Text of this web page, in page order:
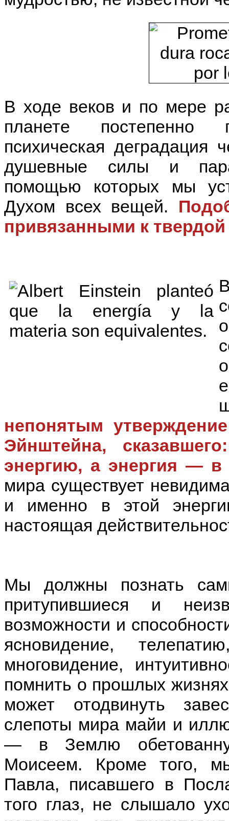
В ходе веков и по мере
планете постепенно
психическая деградация
душевные силы и
помощью которых мы
Духом всех вещей.
привязанными к твердой
непонятым
Эйнштейна,
энергию, а энергия — в
мира существует
и именно в этой
настоящая
Мы должны познать
притупившиеся и
возможности и
ясновидение,
многовидение,
помнить о прошлых
может отодвинуть
слепоты мира майи и
— в Землю
Моисеем. Кроме того,
Павла, писавшего в
того глаз, не слышало